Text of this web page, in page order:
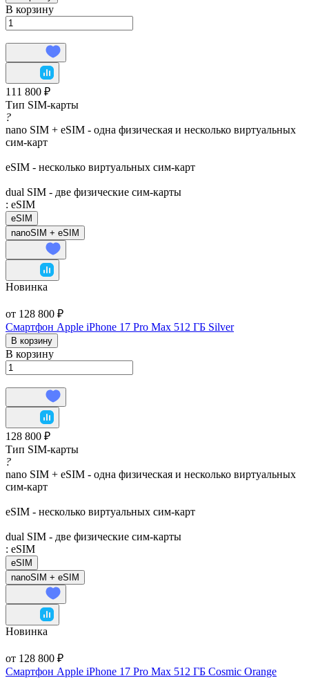
В корзину
111 800 ₽
Тип SIM-карты
?
nano SIM + eSIM - одна физическая и несколько виртуальных
сим-карт
eSIM - несколько виртуальных сим-карт
dual SIM - две физические сим-карты
: eSIM
eSIM
nanoSIM + eSIM
Новинка
от 128 800 ₽
Смартфон Apple iPhone 17 Pro Max 512 ГБ Silver
В корзину
В корзину
128 800 ₽
Тип SIM-карты
?
nano SIM + eSIM - одна физическая и несколько виртуальных
сим-карт
eSIM - несколько виртуальных сим-карт
dual SIM - две физические сим-карты
: eSIM
eSIM
nanoSIM + eSIM
Новинка
от 128 800 ₽
Смартфон Apple iPhone 17 Pro Max 512 ГБ Cosmic Orange